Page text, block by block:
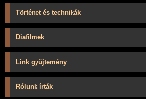
Történet és technikák
Diafilmek
Link gyűjtemény
Rólunk írták